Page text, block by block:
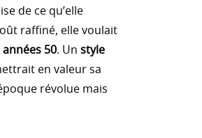
de ce qu’elle
raffiné, elle voulait
50. Un style
en valeur sa
révolue mais